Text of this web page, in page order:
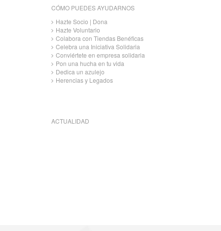
CÓMO PUEDES AYUDARNOS
Hazte Socio | Dona
Hazte Voluntario
Colabora con Tiendas Benéficas
Celebra una Iniciativa Solidaria
Conviértete en empresa solidaria
Pon una hucha en tu vida
Dedica un azulejo
Herencias y Legados
ACTUALIDAD